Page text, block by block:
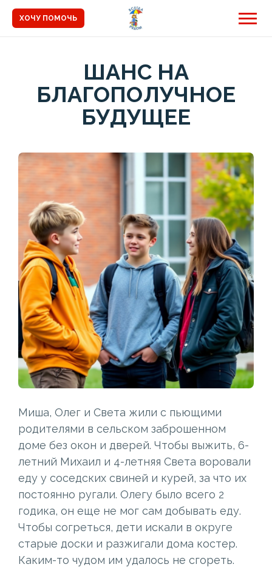
ХОЧУ ПОМОЧЬ
ШАНС НА
БЛАГОПОЛУЧНОЕ
БУДУЩЕЕ
Миша, Олег и Света жили с пьющими
родителями в сельском заброшенном
доме без окон и дверей. Чтобы выжить, 6-
летний Михаил и 4-летняя Света воровали
еду у соседских свиней и курей, за что их
постоянно ругали. Олегу было всего 2
годика, он еще не мог сам добывать еду.
Чтобы согреться, дети искали в округе
старые доски и разжигали дома костер.
Каким-то чудом им удалось не сгореть.